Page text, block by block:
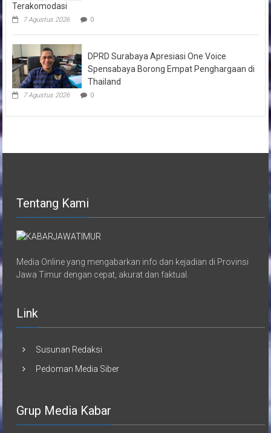
Terakomodasi
7 Agustus 2026 0
DPRD Surabaya Apresiasi One Voice
Spensabaya Borong Empat Penghargaan di
Thailand
7 Agustus 2026 0
Tentang Kami
Media Online yang mengabarkan info dan kejadian di Provinsi
Jawa Timur dengan cepat, akurat dan faktual.
Link
Susunan Redaksi
Pedoman Media Siber
Grup Media Kabar